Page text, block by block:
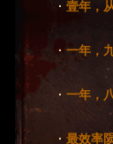
· 壹年，
· 一年，
· 一年，
·最效率